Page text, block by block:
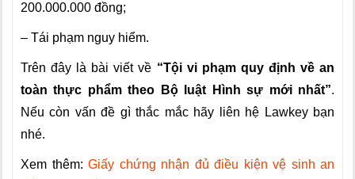
200.000.000 đồng;
– Tái phạm nguy hiểm.
Trên đây là bài viết về “Tội vi phạm quy định về an
toàn thực phẩm theo Bộ luật Hình sự mới nhất”.
Nếu còn vấn đề gì thắc mắc hãy liên hệ Lawkey bạn
nhé.
Xem thêm: Giấy chứng nhận đủ điều kiện vệ sinh an